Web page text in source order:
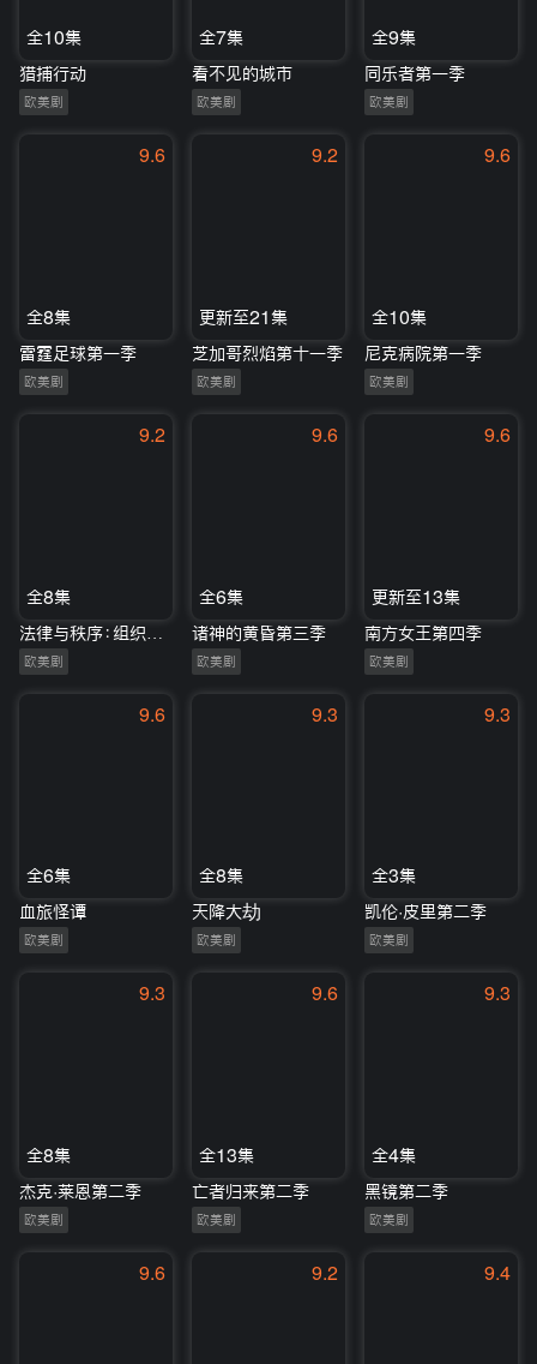
全10集
猎捕行动
欧美剧
全7集
看不见的城市
欧美剧
全9集
同乐者第一季
欧美剧
9.6
全8集
雷霆足球第一季
欧美剧
9.2
更新至21集
芝加哥烈焰第十一季
欧美剧
9.6
全10集
尼克病院第一季
欧美剧
9.2
全8集
欧美剧
9.6
全6集
诸神的黄昏第三季
欧美剧
9.6
更新至13集
南方女王第四季
欧美剧
9.6
全6集
血旅怪谭
欧美剧
9.3
全8集
天降大劫
欧美剧
9.3
全3集
凯伦·皮里第二季
欧美剧
9.3
全8集
杰克·莱恩第二季
欧美剧
9.6
全13集
亡者归来第二季
欧美剧
9.3
全4集
黑镜第二季
欧美剧
9.6 9.2 9.4